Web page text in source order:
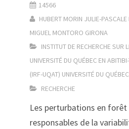
14566
HUBERT MORIN JULIE-
MIGUEL MONTORO GIRONA
INSTITUT DE RECHERCHE SUR
UNIVERSITÉ DU QUÉBEC EN
(IRF-UQAT) UNIVERSITÉ DU
RECHERCHE
Les perturbations en
responsables de la